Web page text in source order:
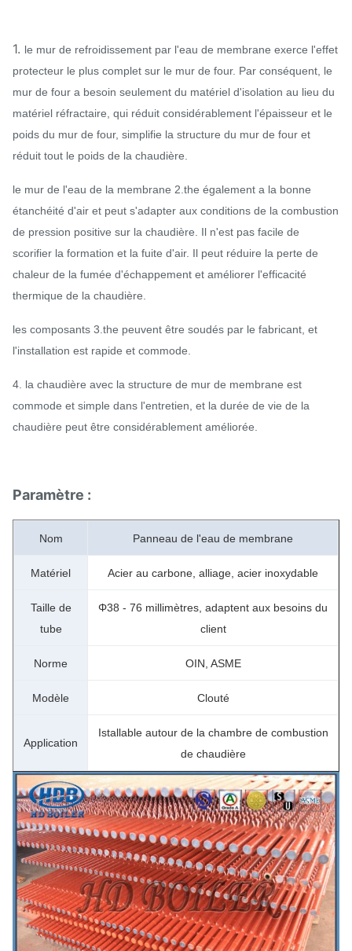
1. le mur de refroidissement par l'eau de membrane exerce l'effet
protecteur le plus complet sur le mur de four. Par conséquent, le
mur de four a besoin seulement du matériel d'isolation au lieu du
matériel réfractaire, qui réduit considérablement l'épaisseur et le
poids du mur de four, simplifie la structure du mur de four et
réduit tout le poids de la chaudière.
le mur de l'eau de la membrane 2.the également a la bonne
étanchéité d'air et peut s'adapter aux conditions de la combustion
de pression positive sur la chaudière. Il n'est pas facile de
scorifier la formation et la fuite d'air. Il peut réduire la perte de
chaleur de la fumée d'échappement et améliorer l'efficacité
thermique de la chaudière.
les composants 3.the peuvent être soudés par le fabricant, et
l'installation est rapide et commode.
4. la chaudière avec la structure de mur de membrane est
commode et simple dans l'entretien, et la durée de vie de la
chaudière peut être considérablement améliorée.
Paramètre :
Nom Panneau de l'eau de membrane
Matériel Acier au carbone, alliage, acier inoxydable
Taille de
tube
Φ38 - 76 millimètres, adaptent aux besoins du
client
Norme OIN, ASME
Modèle Clouté
Application
Istallable autour de la chambre de combustion
de chaudière